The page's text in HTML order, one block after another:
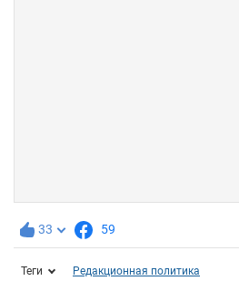
33 59
Теги Редакционная политика